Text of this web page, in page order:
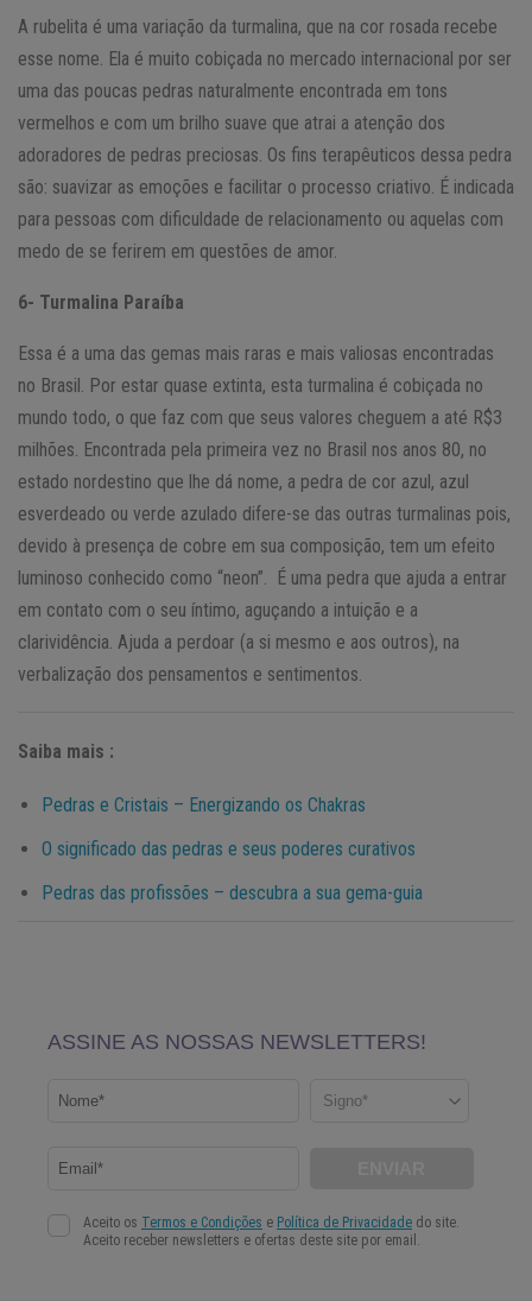
A rubelita é uma variação da turmalina, que na cor rosada recebe
esse nome. Ela é muito cobiçada no mercado internacional por ser
uma das poucas pedras naturalmente encontrada em tons
vermelhos e com um brilho suave que atrai a atenção dos
adoradores de pedras preciosas. Os fins terapêuticos dessa pedra
são: suavizar as emoções e facilitar o processo criativo. É indicada
para pessoas com dificuldade de relacionamento ou aquelas com
medo de se ferirem em questões de amor.
6- Turmalina Paraíba
Essa é a uma das gemas mais raras e mais valiosas encontradas
no Brasil. Por estar quase extinta, esta turmalina é cobiçada no
mundo todo, o que faz com que seus valores cheguem a até R$3
milhões. Encontrada pela primeira vez no Brasil nos anos 80, no
estado nordestino que lhe dá nome, a pedra de cor azul, azul
esverdeado ou verde azulado difere-se das outras turmalinas pois,
devido à presença de cobre em sua composição, tem um efeito
luminoso conhecido como “neon”. É uma pedra que ajuda a entrar
em contato com o seu íntimo, aguçando a intuição e a
clarividência. Ajuda a perdoar (a si mesmo e aos outros), na
verbalização dos pensamentos e sentimentos.
Saiba mais :
Pedras e Cristais – Energizando os Chakras
O significado das pedras e seus poderes curativos
Pedras das profissões – descubra a sua gema-guia